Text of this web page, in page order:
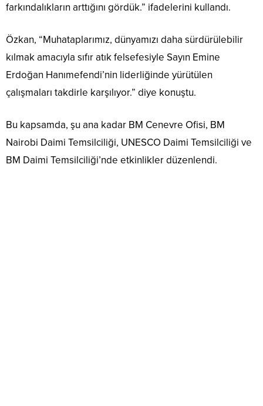
farkındalıkların arttığını gördük.” ifadelerini kullandı.
Özkan, “Muhataplarımız, dünyamızı daha sürdürülebilir
kılmak amacıyla sıfır atık felsefesiyle Sayın Emine
Erdoğan Hanımefendi’nin liderliğinde yürütülen
çalışmaları takdirle karşılıyor.” diye konuştu.
Bu kapsamda, şu ana kadar BM Cenevre Ofisi, BM
Nairobi Daimi Temsilciliği, UNESCO Daimi Temsilciliği ve
BM Daimi Temsilciliği’nde etkinlikler düzenlendi.